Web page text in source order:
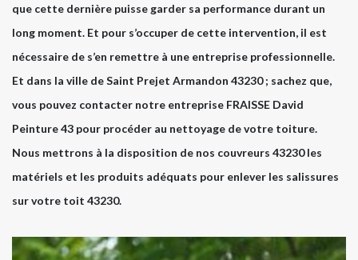
que cette dernière puisse garder sa performance durant un
long moment. Et pour s’occuper de cette intervention, il est
nécessaire de s’en remettre à une entreprise professionnelle.
Et dans la ville de Saint Prejet Armandon 43230 ; sachez que,
vous pouvez contacter notre entreprise FRAISSE David
Peinture 43 pour procéder au nettoyage de votre toiture.
Nous mettrons à la disposition de nos couvreurs 43230 les
matériels et les produits adéquats pour enlever les salissures
sur votre toit 43230.